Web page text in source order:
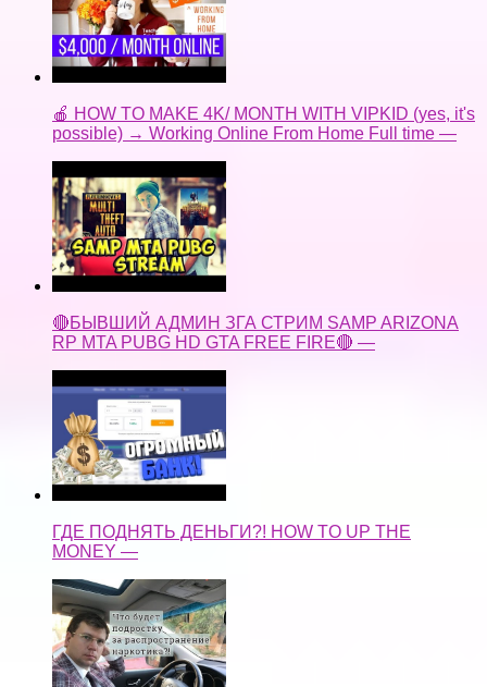
🍎 HOW TO MAKE 4K/ MONTH WITH VIPKID (yes, it's
possible) → Working Online From Home Full time —
🔴БЫВШИЙ АДМИН ЗГА СТРИМ SAMP ARIZONA
RP MTA PUBG HD GTA FREE FIRE🔴 —
ГДЕ ПОДНЯТЬ ДЕНЬГИ?! HOW TO UP THE
MONEY —